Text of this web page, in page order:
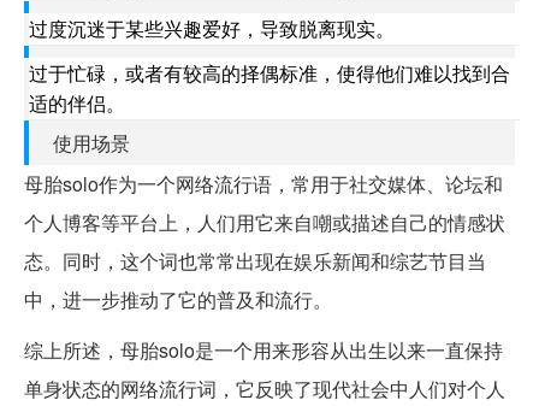
过度沉迷于某些兴趣爱好，导致脱离现实。
过于忙碌，或者有较高的择偶标准，使得他们难以找到合
适的伴侣。
使用场景
母胎solo作为一个网络流行语，常用于社交媒体、论坛和
个人博客等平台上，人们用它来自嘲或描述自己的情感状
态。同时，这个词也常常出现在娱乐新闻和综艺节目当
中，进一步推动了它的普及和流行。
综上所述，母胎solo是一个用来形容从出生以来一直保持
单身状态的网络流行词，它反映了现代社会中人们对个人